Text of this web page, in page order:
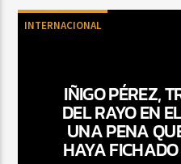
INTERNACIONAL
IÑIGO PÉREZ,
DEL RAYO EN
UNA PENA
HAYA